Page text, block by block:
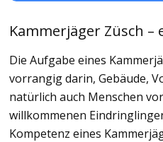
Kammerjäger Züsch –
Die Aufgabe eines
vorrangig darin, Gebäude,
natürlich auch Menschen
willkommenen
Kompetenz eines